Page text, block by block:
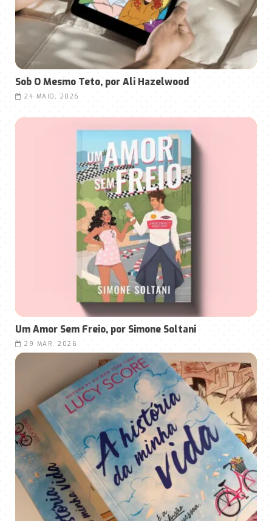
Sob O Mesmo Teto, por Ali Hazelwood
24 MAIO, 2026
Um Amor Sem Freio, por Simone Soltani
29 MAR, 2026